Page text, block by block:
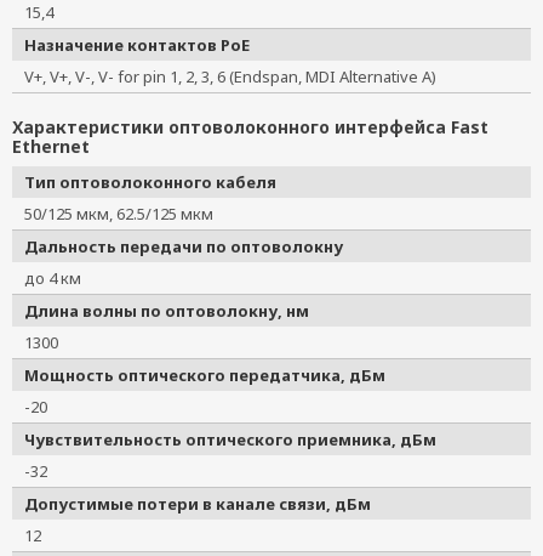
15,4
Назначение контактов PoE
V+, V+, V-, V- for pin 1, 2, 3, 6 (Endspan, MDI Alternative A)
Характеристики оптоволоконного интерфейса Fast
Ethernet
Тип оптоволоконного кабеля
50/125 мкм, 62.5/125 мкм
Дальность передачи по оптоволокну
до 4 км
Длина волны по оптоволокну, нм
1300
Мощность оптического передатчика, дБм
-20
Чувствительность оптического приемника, дБм
-32
Допустимые потери в канале связи, дБм
12